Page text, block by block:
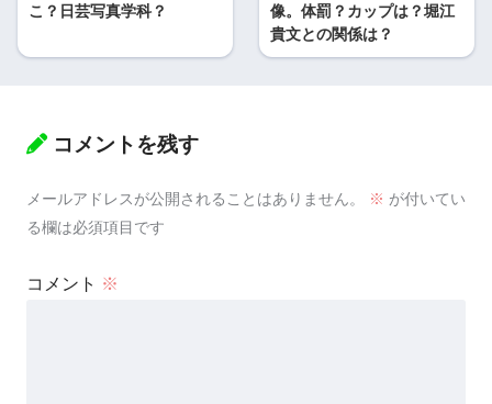
こ？日芸写真学科？
像。体罰？カップは？堀江
貴文との関係は？
コメントを残す
メールアドレスが公開されることはありません。 ※ が付いてい
る欄は必須項目です
コメント ※